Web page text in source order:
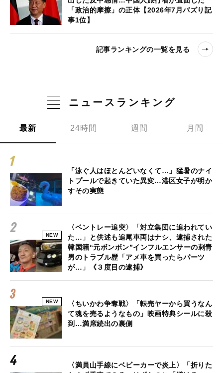
「政治的摩擦」の正体【2026年7月バズり記
事1位】
記事ランキングの一覧を見る
ニュースランキング
最新 24時間 週間 月間
「泳ぐ人はほとんどいなくて…」猛暑のナイ
トプールで起きていた異変…港区女子が明か
すその実態
NEW
〈ベントレー追突〉「対立集団に追われてい
た…」と供述も追尾車両はナシ、逮捕された
韓国籍“元ボンボン”インフルエンサーの刺青
男のトラブル歴「アメ車を買ったらパーツ
が…」《３度目の逮捕》
NEW
〈ちいかわ争奪戦〉「転売ヤーから買うなん
て魂を売るようなもの」映画特典シールに殺
到…満席続出の裏側
〈満員山手線にベビーカーで炎上〉「折りた